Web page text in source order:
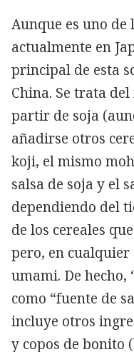
Aunque es uno de
actualmente en
principal de esta
China. Se trata
partir de soja
añadirse otros
koji, el mismo
salsa de soja y el
dependiendo del
de los cereales
pero, en cualquier
umami. De
como “fuente de
incluye otros
y copos de bonito